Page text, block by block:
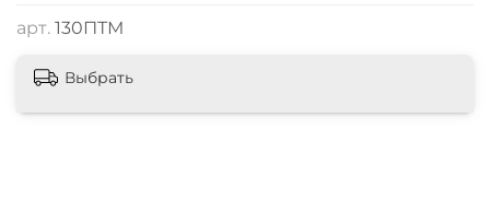
арт. 130ПТМ
Выбрать